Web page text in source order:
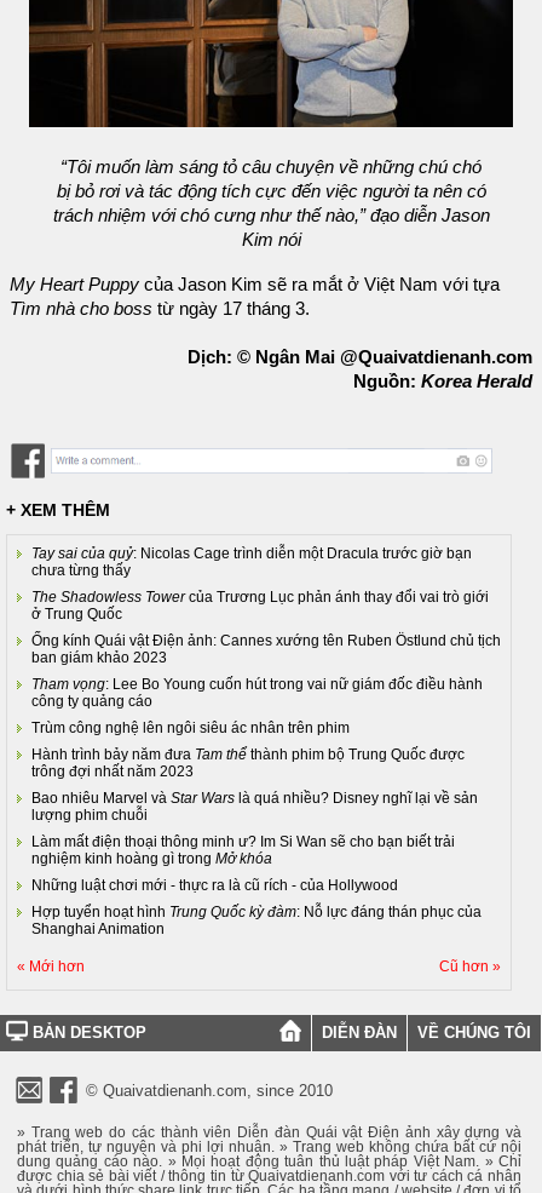
“Tôi muốn làm sáng tỏ câu chuyện về những chú chó
bị bỏ rơi và tác động tích cực đến việc người ta nên có
trách nhiệm với chó cưng như thế nào,” đạo diễn Jason
Kim nói
My Heart Puppy của Jason Kim sẽ ra mắt ở Việt Nam với tựa
Tìm nhà cho boss từ ngày 17 tháng 3.
Dịch: © Ngân Mai @Quaivatdienanh.com
Nguồn: Korea Herald
+ XEM THÊM
Tay sai của quỷ: Nicolas Cage trình diễn một Dracula trước giờ bạn
chưa từng thấy
The Shadowless Towercủa Trương Lục phản ánh thay đổi vai trò giới
ở Trung Quốc
Ống kính Quái vật Điện ảnh: Cannes xướng tên Ruben Östlund chủ tịch
ban giám khảo 2023
Tham vọng: Lee Bo Young cuốn hút trong vai nữ giám đốc điều hành
công ty quảng cáo
Trùm công nghệ lên ngôi siêu ác nhân trên phim
Hành trình bảy năm đưa Tam thể thành phim bộ Trung Quốc được
trông đợi nhất năm 2023
Bao nhiêu Marvel và Star Wars là quá nhiều? Disney nghĩ lại về sản
lượng phim chuỗi
Làm mất điện thoại thông minh ư? Im Si Wan sẽ cho bạn biết trải
nghiệm kinh hoàng gì trong Mở khóa
Những luật chơi mới - thực ra là cũ rích - của Hollywood
Hợp tuyển hoạt hình Trung Quốc kỳ đàm: Nỗ lực đáng thán phục của
Shanghai Animation
« Mới hơn Cũ hơn »
BẢN DESKTOP DIỄN ĐÀN VỀ CHÚNG TÔI
© Quaivatdienanh.com, since 2010
» Trang web do các thành viên Diễn đàn Quái vật Điện ảnh xây dựng và
phát triển, tự nguyện và phi lợi nhuận. » Trang web không chứa bất cứ nội
dung quảng cáo nào. » Mọi hoạt động tuân thủ luật pháp Việt Nam. » Chỉ
được chia sẻ bài viết / thông tin từ Quaivatdienanh.com với tư cách cá nhân